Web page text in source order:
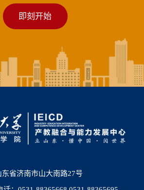
即刻开始
省济南市山大南路27号